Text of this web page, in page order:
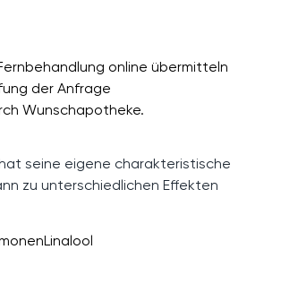
online übermitteln
der Anfrage
Wunschapotheke.
seine eigene charakteristische
zu unterschiedlichen Effekten
Linalool